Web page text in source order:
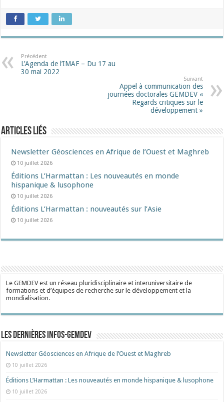
Précédent
L’Agenda de l’IMAF – Du 17 au
30 mai 2022
Suivant
Appel à communication des
journées doctorales GEMDEV «
Regards critiques sur le
développement »
Articles liés
Newsletter Géosciences en Afrique de l’Ouest et Maghreb
10 juillet 2026
Éditions L’Harmattan : Les nouveautés en monde
hispanique & lusophone
10 juillet 2026
Éditions L’Harmattan : nouveautés sur l’Asie
10 juillet 2026
Le GEMDEV est un réseau pluridisciplinaire et interuniversitaire de
formations et d’équipes de recherche sur le développement et la
mondialisation.
Les dernières Infos-Gemdev
Newsletter Géosciences en Afrique de l’Ouest et Maghreb
10 juillet 2026
Éditions L’Harmattan : Les nouveautés en monde hispanique & lusophone
10 juillet 2026